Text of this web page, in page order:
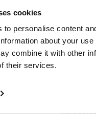
cookies
to personalise content
about your
combine it with other
their services.